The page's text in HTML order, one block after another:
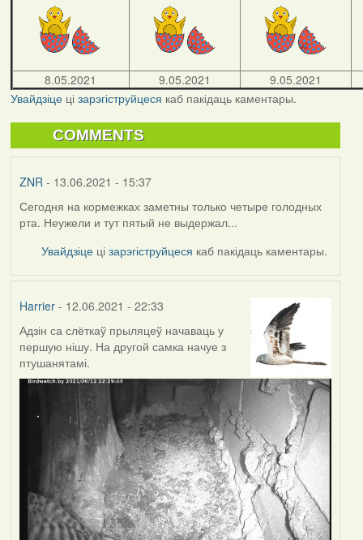
8.05.2021 9.05.2021
9.05.2021
Увайдзіцеці зарэгіструйцеся каб пакідаць каментары.
COMMENTS
ZNR - 13.06.2021 - 15:37
Сегодня на кормежках заметны только четыре голодных
рта. Неужели и тут пятый не выдержал...
Увайдзіце цізарэгіструйцеся каб пакідаць каментары.
Harrier- 12.06.2021 - 22:33
Адзін са слёткаў прыляцеў начаваць у
першую нішу. На другой самка начуе з
птушанятамі.